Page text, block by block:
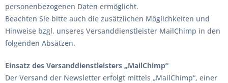
personenbezogenen Daten ermöglicht.
Beachten Sie bitte auch die zusätzlichen Möglichkeiten und
Hinweise bzgl. unseres Versanddienstleister MailChimp in den
folgenden Absätzen.
Einsatz des Versanddienstleisters „MailChimp“
Der Versand der Newsletter erfolgt mittels „MailChimp“, einer